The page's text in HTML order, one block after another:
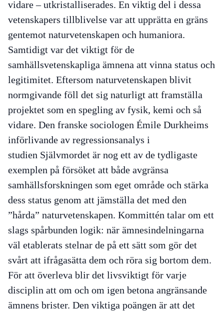
vidare – utkristalliserades. En viktig del i dessa
vetenskapers tillblivelse var att upprätta en gräns
gentemot naturvetenskapen och humaniora.
Samtidigt var det viktigt för de
samhällsvetenskapliga ämnena att vinna status och
legitimitet. Eftersom naturvetenskapen blivit
normgivande föll det sig naturligt att framställa
projektet som en spegling av fysik, kemi och så
vidare. Den franske sociologen Émile Durkheims
införlivande av regressionsanalys i
studien Självmordet är nog ett av de tydligaste
exemplen på försöket att både avgränsa
samhällsforskningen som eget område och stärka
dess status genom att jämställa det med den
”hårda” naturvetenskapen. Kommittén talar om ett
slags spårbunden logik: när ämnesindelningarna
väl etablerats stelnar de på ett sätt som gör det
svårt att ifrågasätta dem och röra sig bortom dem.
För att överleva blir det livsviktigt för varje
disciplin att om och om igen betona angränsande
ämnens brister. Den viktiga poängen är att det